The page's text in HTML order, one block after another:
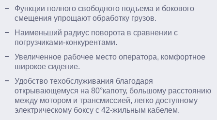
Функции полного свободного подъема и бокового
смещения упрощают обработку грузов.
Наименьший радиус поворота в сравнении с
погрузчиками-конкурентами.
Увеличенное рабочее место оператора, комфортное
широкое сидение.
Удобство техобслуживания благодаря
открывающемуся на 80°капоту, большому расстоянию
между мотором и трансмиссией, легко доступному
электрическому боксу с 42-жильным кабелем.